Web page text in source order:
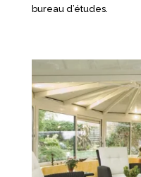
bureau d’études.